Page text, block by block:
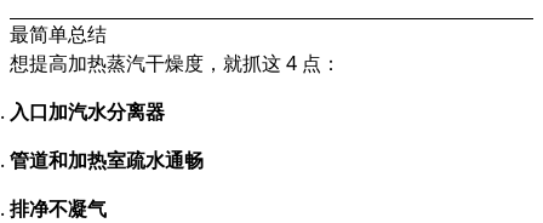
最简单总结
想提高加热蒸汽干燥度，就抓这 4 点：
入口加汽水分离器
管道和加热室疏水通畅
排净不凝气